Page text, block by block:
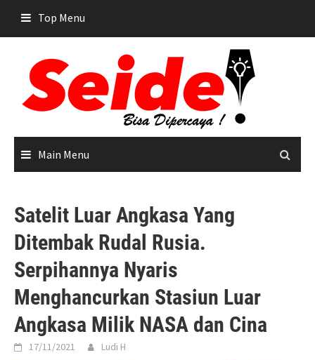
content
Top Menu
Main Menu
Satelit Luar Angkasa Yang
Ditembak Rudal Rusia.
Serpihannya Nyaris
Menghancurkan Stasiun Luar
Angkasa Milik NASA dan Cina
17/11/2021 Ludi H